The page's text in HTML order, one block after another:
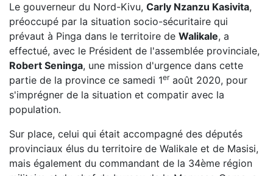
Le gouverneur du Nord-Kivu, Carly Nzanzu Kasivita,
préoccupé par la situation socio-sécuritaire qui
prévaut à Pinga dans le territoire de Walikale, a
effectué, avec le Président de l'assemblée provinciale,
Robert Seninga, une mission d'urgence dans cette
partie de la province ce samedi 1eraoût 2020, pour
s'imprégner de la situation et compatir avec la
population.
Sur place, celui qui était accompagné des députés
provinciaux élus du territoire de Walikale et de Masisi,
mais également du commandant de la 34ème région